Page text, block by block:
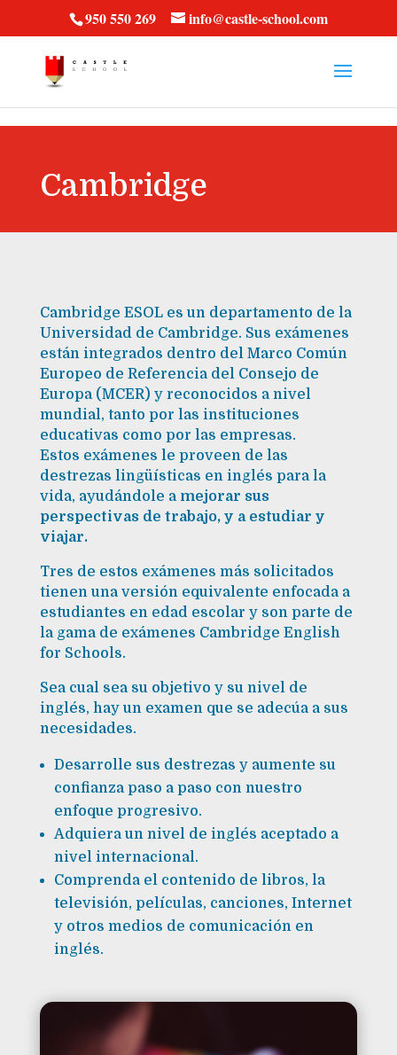
950 550 269 info@castle-school.com
Cambridge
Cambridge ESOL es un departamento de la
Universidad de Cambridge. Sus exámenes
están integrados dentro del Marco Común
Europeo de Referencia del Consejo de
Europa (MCER) y reconocidos a nivel
mundial, tanto por las instituciones
educativas como por las empresas.
Estos exámenes le proveen de las
destrezas lingüísticas en inglés para la
vida, ayudándole a mejorar sus
perspectivas de trabajo, y a estudiar y
viajar.
Tres de estos exámenes más solicitados
tienen una versión equivalente enfocada a
estudiantes en edad escolar y son parte de
la gama de exámenes Cambridge English
for Schools.
Sea cual sea su objetivo y su nivel de
inglés, hay un examen que se adecúa a sus
necesidades.
Desarrolle sus destrezas y aumente su
confianza paso a paso con nuestro
enfoque progresivo.
Adquiera un nivel de inglés aceptado a
nivel internacional.
Comprenda el contenido de libros, la
televisión, películas, canciones, Internet
y otros medios de comunicación en
inglés.